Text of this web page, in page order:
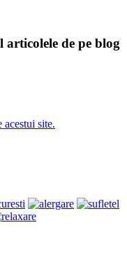
articolele de pe blog
site.